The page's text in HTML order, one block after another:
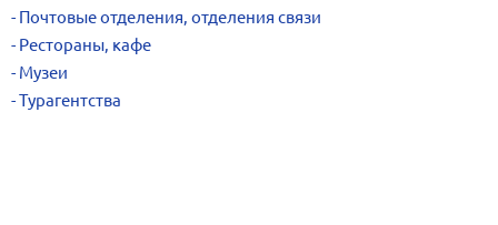
Почтовые отделения, отделения связи
Рестораны, кафе
Музеи
Турагентства